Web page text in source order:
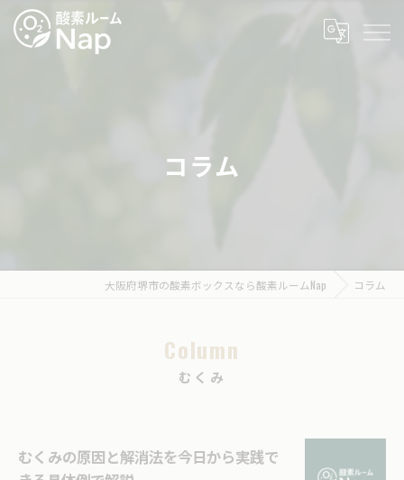
コラム
大阪府堺市の酸素ボックスなら酸素ルームNap コラム
Column
むくみ
むくみの原因と解消法を今日から実践で